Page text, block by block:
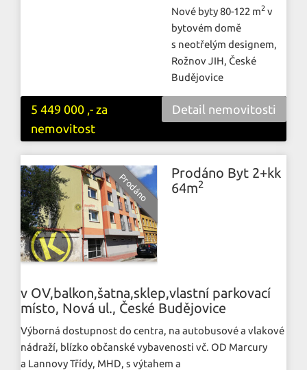
Nové byty 80-122 m2 v
bytovém domě
s neotřelým designem,
Rožnov JIH, České
Budějovice
Detail nemovitosti
5 449 000 ,- za
nemovitost
Prodáno Byt 2+kk
64m2
v OV,balkon,šatna,sklep,vlastní parkovací
místo, Nová ul., České Budějovice
Výborná dostupnost do centra, na autobusové a vlakové
nádraží, blízko občanské vybavenosti vč. OD Marcury
a Lannovy Třídy, MHD, s výtahem a